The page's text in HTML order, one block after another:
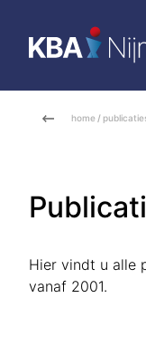
home /
Hier vindt u alle
vanaf 2001.